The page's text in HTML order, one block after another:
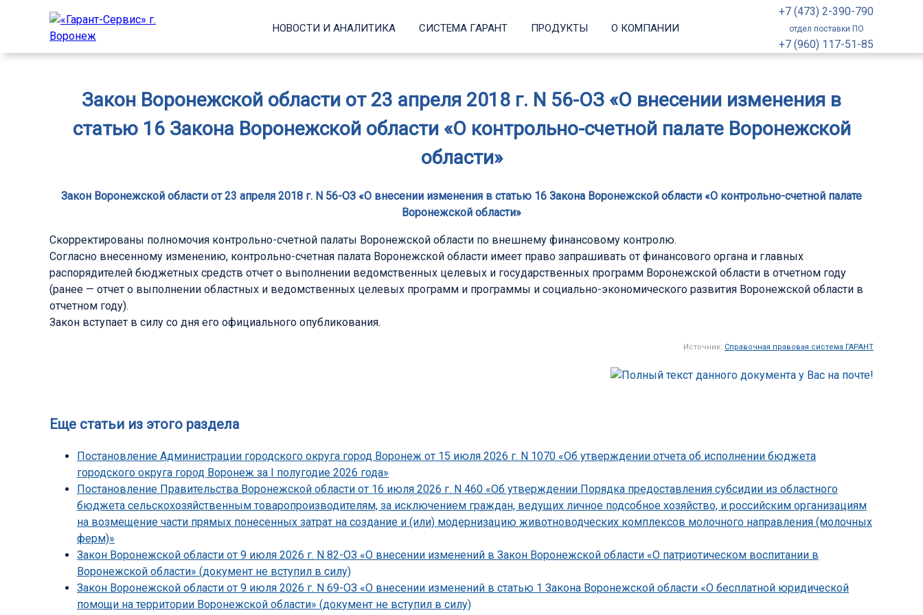
НОВОСТИ И АНАЛИТИКА СИСТЕМА ГАРАНТ ПРОДУКТЫ О КОМПАНИИ
+7 (473) 2-390-790
отдел поставки ПО
+7 (960) 117-51-85
Закон Воронежской области от 23 апреля 2018 г. N 56-ОЗ «О внесении изменения в
статью 16 Закона Воронежской области «О контрольно-счетной палате Воронежской
области»
Закон Воронежской области от 23 апреля 2018 г. N 56-ОЗ «О внесении изменения в статью 16 Закона Воронежской области «О контрольно-счетной палате
Воронежской области»
Скорректированы полномочия контрольно-счетной палаты Воронежской области по внешнему финансовому контролю.
Согласно внесенному изменению, контрольно-счетная палата Воронежской области имеет право запрашивать от финансового органа и главных
распорядителей бюджетных средств отчет о выполнении ведомственных целевых и государственных программ Воронежской области в отчетном году
(ранее — отчет о выполнении областных и ведомственных целевых программ и программы и социально-экономического развития Воронежской области в
отчетном году).
Закон вступает в силу со дня его официального опубликования.
Источник: Справочная правовая система ГАРАНТ
Еще статьи из этого раздела
Постановление Администрации городского округа город Воронеж от 15 июля 2026 г. N 1070 «Об утверждении отчета об исполнении бюджета
городского округа город Воронеж за I полугодие 2026 года»
Постановление Правительства Воронежской области от 16 июля 2026 г. N 460 «Об утверждении Порядка предоставления субсидии из областного
бюджета сельскохозяйственным товаропроизводителям, за исключением граждан, ведущих личное подсобное хозяйство, и российским организациям
на возмещение части прямых понесенных затрат на создание и (или) модернизацию животноводческих комплексов молочного направления (молочных
ферм)»
Закон Воронежской области от 9 июля 2026 г. N 82-ОЗ «О внесении изменений в Закон Воронежской области «О патриотическом воспитании в
Воронежской области» (документ не вступил в силу)
Закон Воронежской области от 9 июля 2026 г. N 69-ОЗ «О внесении изменений в статью 1 Закона Воронежской области «О бесплатной юридической
помощи на территории Воронежской области» (документ не вступил в силу)